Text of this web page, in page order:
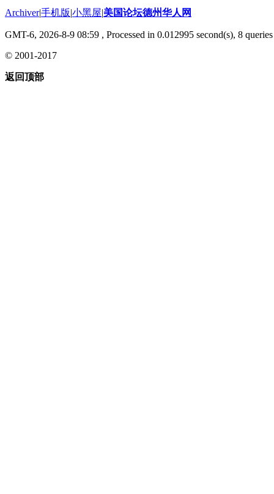
Archiver|手机版|小黑屋|美国论坛德州华人网
GMT-6, 2026-8-9 08:59 , Processed in 0.012995 second(s), 8
© 2001-2017
返回顶部